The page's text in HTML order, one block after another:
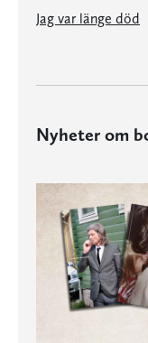
Jag var länge död
Nyheter om